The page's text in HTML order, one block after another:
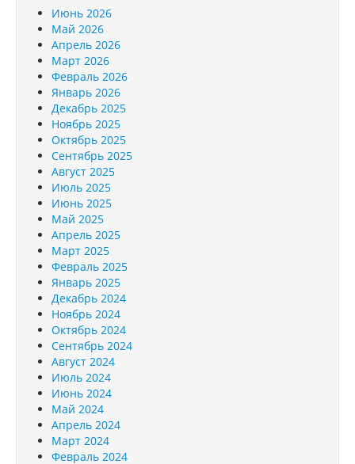
Июнь 2026
Май 2026
Апрель 2026
Март 2026
Февраль 2026
Январь 2026
Декабрь 2025
Ноябрь 2025
Октябрь 2025
Сентябрь 2025
Август 2025
Июль 2025
Июнь 2025
Май 2025
Апрель 2025
Март 2025
Февраль 2025
Январь 2025
Декабрь 2024
Ноябрь 2024
Октябрь 2024
Сентябрь 2024
Август 2024
Июль 2024
Июнь 2024
Май 2024
Апрель 2024
Март 2024
Февраль 2024